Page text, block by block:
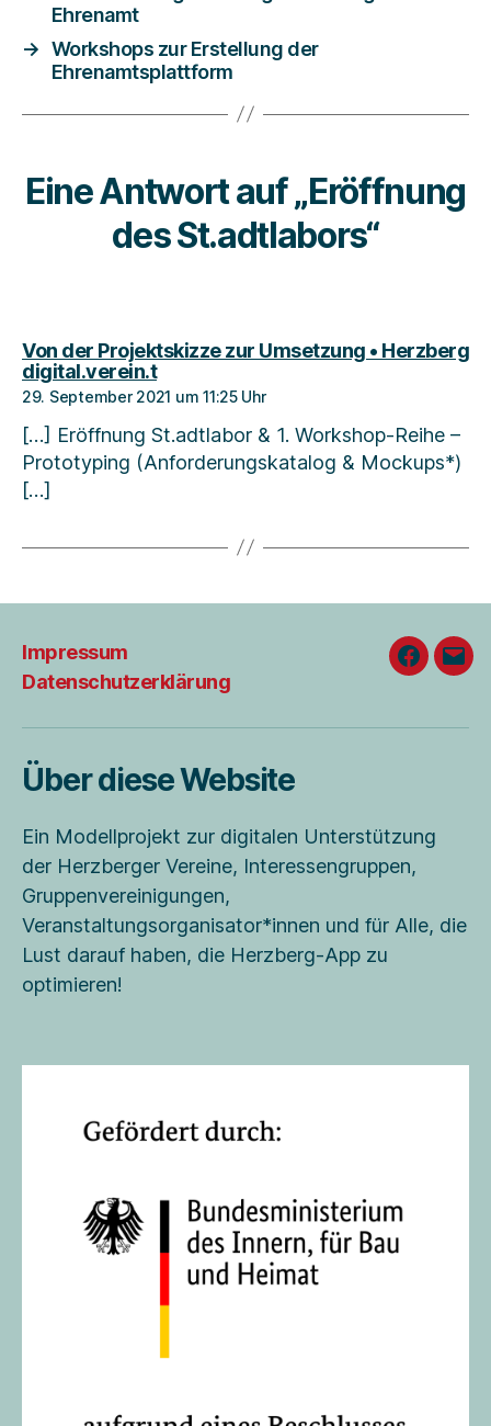
Ehrenamt
→ Workshops zur Erstellung der
Ehrenamtsplattform
Eine Antwort auf „Eröffnung
des St.adtlabors“
Von der Projektskizze zur Umsetzung • Herzberg
digital.verein.tsagt:
29. September 2021 um 11:25 Uhr
[…] Eröffnung St.adtlabor & 1. Workshop-Reihe –
Prototyping (Anforderungskatalog & Mockups*)
[…]
Impressum
Datenschutzerklärung
E-
Über diese Website
Ein Modellprojekt zur digitalen Unterstützung
der Herzberger Vereine, Interessengruppen,
Gruppenvereinigungen,
Veranstaltungsorganisator*innen und für Alle, die
Lust darauf haben, die Herzberg-App zu
optimieren!